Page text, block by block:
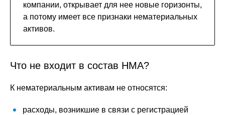
компании, открывает для нее новые горизонты,
а потому имеет все признаки нематериальных
активов.
Что не входит в состав НМА?
К нематериальным активам не относятся:
расходы, возникшие в связи с регистрацией